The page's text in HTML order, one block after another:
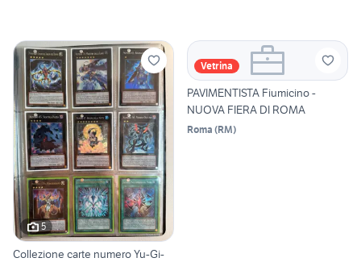
5
Collezione carte numero Yu-Gi-
Vetrina
PAVIMENTISTA Fiumicino -
NUOVA FIERA DI ROMA
Roma (RM)